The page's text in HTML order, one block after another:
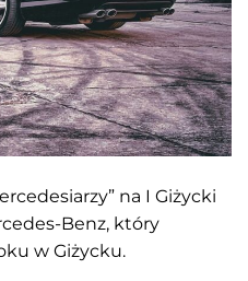
na I Giżycki
Benz, który
w Giżycku.